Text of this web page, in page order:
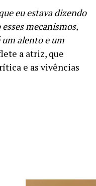
eu estava dizendo
mecanismos,
alento e um
a atriz, que
e as vivências